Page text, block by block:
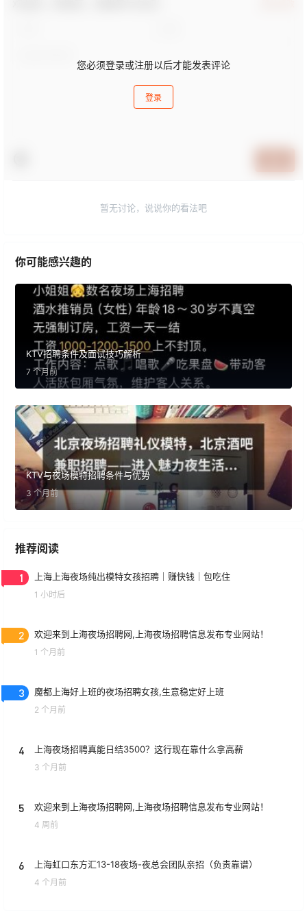
您必须登录或注册以后才能发表评论
登录
暂无讨论，说说你的看法吧
你可能感兴趣的
KTV招聘条件及面试技巧解析
7 个月前
KTV与夜场模特招聘条件与优势
3 个月前
推荐阅读
1 上海上海夜场纯出模特女孩招聘｜赚快钱｜包吃住
1 小时后
2 欢迎来到上海夜场招聘网,上海夜场招聘信息发布专业网站！
1 个月前
3 魔都上海好上班的夜场招聘女孩,生意稳定好上班
2 个月前
4 上海夜场招聘真能日结3500？这行现在靠什么拿高薪
3 个月前
5 欢迎来到上海夜场招聘网,上海夜场招聘信息发布专业网站！
4 周前
6 上海虹口东方汇13-18夜场-夜总会团队亲招（负责靠谱）
4 个月前